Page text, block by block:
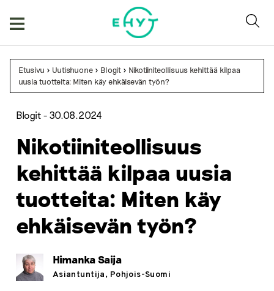
Etusivu > Uutishuone > Blogit > Nikotiiniteollisuus kehittää kilpaa
uusia tuotteita: Miten käy ehkäisevän työn?
Blogit - 30.08.2024
Nikotiiniteollisuus
kehittää kilpaa uusia
tuotteita: Miten käy
ehkäisevän työn?
Himanka Saija
Asiantuntija, Pohjois-Suomi